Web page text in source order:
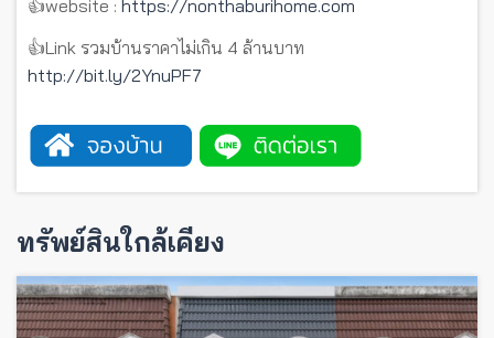
👍website : https://nonthaburihome.com
👍Link รวมบ้านราคาไม่เกิน 4 ล้านบาท
http://bit.ly/2YnuPF7
ทรัพย์สินใกล้เคียง